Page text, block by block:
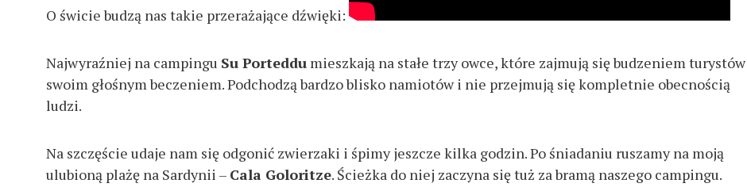
O świcie budzą nas takie przerażające dźwięki:
Najwyraźniej na campingu Su Porteddu mieszkają na stałe trzy owce, które zajmują się budzeniem turystów
swoim głośnym beczeniem. Podchodzą bardzo blisko namiotów i nie przejmują się kompletnie obecnością
ludzi.
Na szczęście udaje nam się odgonić zwierzaki i śpimy jeszcze kilka godzin. Po śniadaniu ruszamy na moją
ulubioną plażę na Sardynii – Cala Goloritze. Ścieżka do niej zaczyna się tuż za bramą naszego campingu.